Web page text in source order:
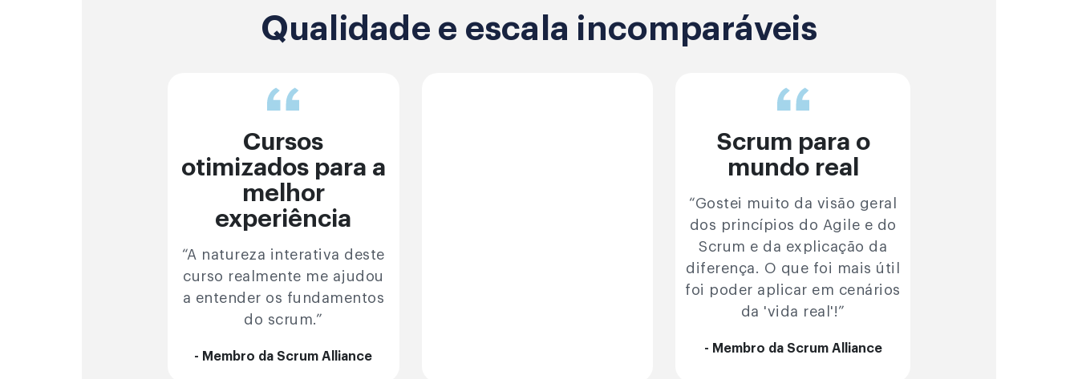
Qualidade e escala incomparáveis
Cursos
otimizados para a
melhor
experiência
“A natureza interativa deste
curso realmente me ajudou
a entender os fundamentos
do scrum.”
- Membro da Scrum Alliance
Scrum para o
mundo real
“Gostei muito da visão geral
dos princípios do Agile e do
Scrum e da explicação da
diferença. O que foi mais útil
foi poder aplicar em cenários
da 'vida real'!”
- Membro da Scrum Alliance